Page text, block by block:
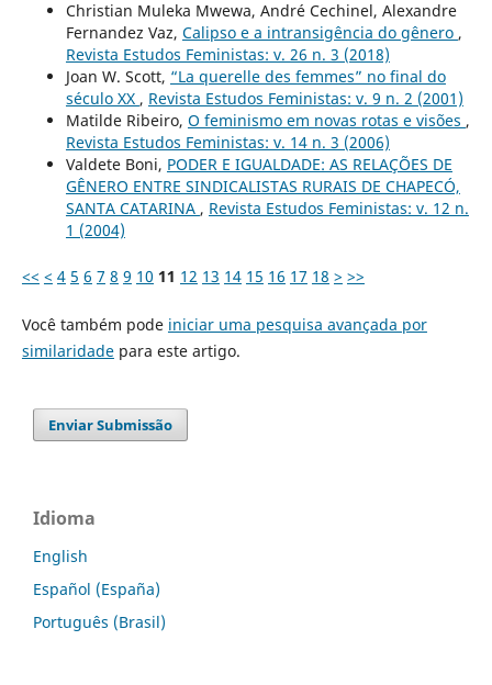
Christian Muleka Mwewa, André Cechinel, Alexandre
Fernandez Vaz, Calipso e a intransigência do gênero ,
Revista Estudos Feministas: v. 26 n. 3 (2018)
Joan W. Scott, “La querelle des femmes” no final do
século XX , Revista Estudos Feministas: v. 9 n. 2 (2001)
Matilde Ribeiro, O feminismo em novas rotas e visões ,
Revista Estudos Feministas: v. 14 n. 3 (2006)
Valdete Boni, PODER E IGUALDADE: AS RELAÇÕES DE
GÊNERO ENTRE SINDICALISTAS RURAIS DE CHAPECÓ,
SANTA CATARINA , Revista Estudos Feministas: v. 12 n.
1 (2004)
<< < 4 5 6 7 8 9 10 11 12 13 14 15 16 17 18 > >>
Você também pode iniciar uma pesquisa avançada por
similaridadepara este artigo.
Enviar Submissão
Idioma
English
Español (España)
Português (Brasil)